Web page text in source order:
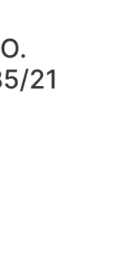
21